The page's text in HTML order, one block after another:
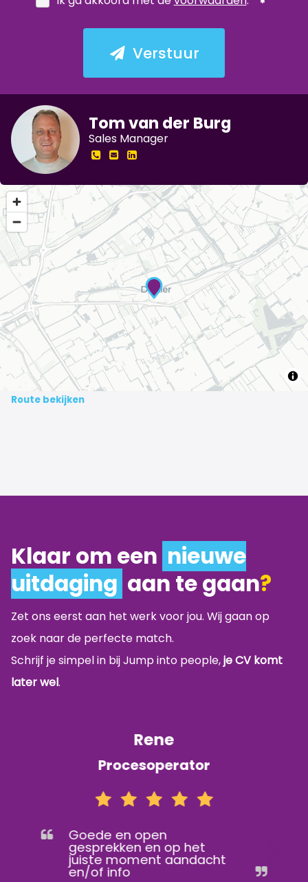
Tom van der Burg
Sales Manager
Verstuur
Route bekijken
Klaar om een nieuwe
uitdaging aan te gaan?
Zet ons eerst aan het werk voor jou. Wij gaan op
zoek naar de perfecte match.
Schrijf je simpel in bij Jump into people,je CV komt
later wel.
Rene
Procesoperator
Goede en open
gesprekken en op het
juiste moment aandacht
en/of info